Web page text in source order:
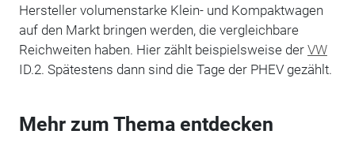
Hersteller volumenstarke Klein- und Kompaktwagen
auf den Markt bringen werden, die vergleichbare
Reichweiten haben. Hier zählt beispielsweise der VW
ID.2. Spätestens dann sind die Tage der PHEV gezählt.
Mehr zum Thema entdecken